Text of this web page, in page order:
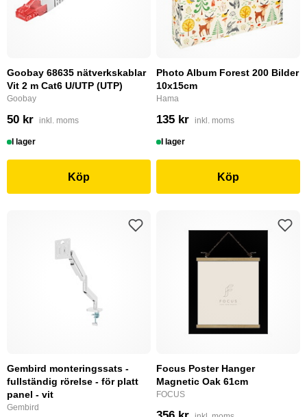
Goobay 68635 nätverkskablar
Vit 2 m Cat6 U/UTP (UTP)
Goobay
50 kr inkl. moms
I lager
Köp
Photo Album Forest 200 Bilder
10x15cm
Hama
135 kr inkl. moms
I lager
Köp
Gembird monteringssats -
fullständig rörelse - för platt
panel - vit
Gembird
Focus Poster Hanger
Magnetic Oak 61cm
FOCUS